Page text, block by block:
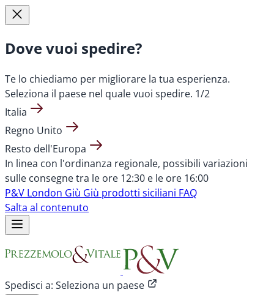
Dove vuoi spedire?
Te lo chiediamo per migliorare la tua esperienza.
Seleziona il paese nel quale vuoi spedire. 1/2
Italia
Regno Unito
Resto dell'Europa
In linea con l'ordinanza regionale, possibili variazioni
sulle consegne tra le ore 12:30 e le ore 16:00
P&V London Giù Giù prodotti siciliani FAQ
Salta al contenuto
Spedisci a: Seleziona un paese